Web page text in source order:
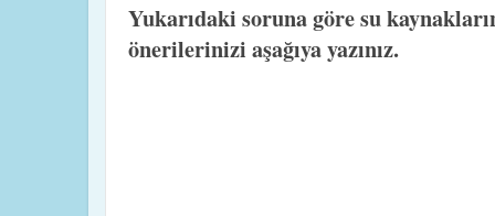
Yukarıdaki soruna göre su
önerilerinizi aşağıya yazınız.